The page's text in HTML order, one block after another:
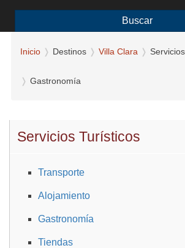
Buscar
Inicio Destinos Villa Clara
Gastronomía
Servicios Turísticos
Transporte
Alojamiento
Gastronomía
Tiendas